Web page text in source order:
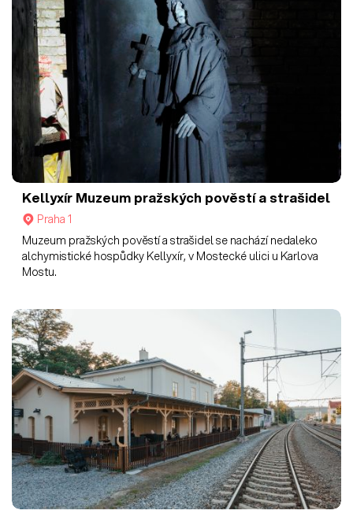
Kellyxír Muzeum pražských pověstí a strašidel
Praha 1
Muzeum pražských pověstí a strašidel se nachází nedaleko
alchymistické hospůdky Kellyxír, v Mostecké ulici u Karlova
Mostu.